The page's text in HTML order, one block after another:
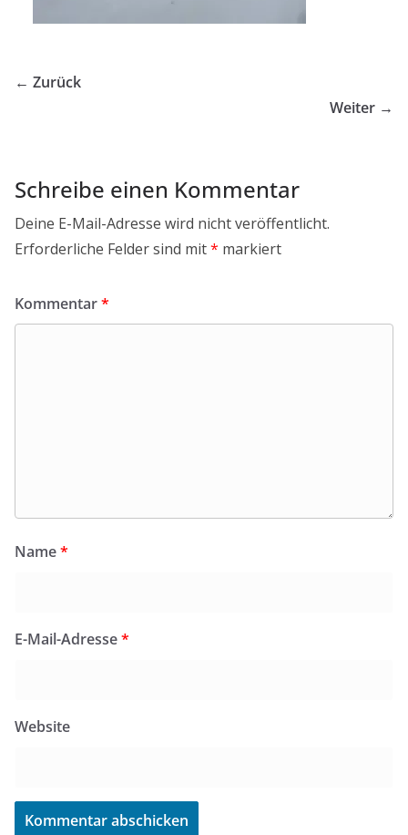
← Zurück
Weiter →
Schreibe einen Kommentar
Deine E-Mail-Adresse wird nicht veröffentlicht.
Erforderliche Felder sind mit* markiert
Kommentar*
Name*
E-Mail-Adresse*
Website